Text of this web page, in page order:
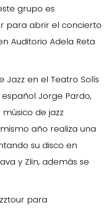
grupo es
para abrir el concierto
Auditorio Adela Reta
Jazz en el Teatro Solís
Jorge Pardo,
de jazz
año realiza una
su disco en
y Zlin, además se
para